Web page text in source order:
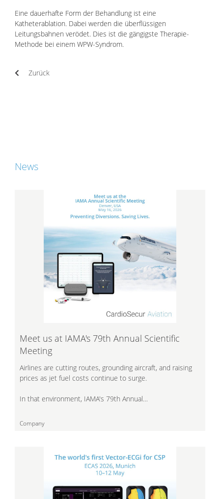
Eine dauerhafte Form der Behandlung ist eine
Katheterablation. Dabei werden die überflüssigen
Leitungsbahnen verödet. Dies ist die gängigste Therapie-
Methode bei einem WPW-Syndrom.
Zurück
News
Meet us at IAMA's 79th Annual Scientific
Meeting
Airlines are cutting routes, grounding aircraft, and raising
prices as jet fuel costs continue to surge.
In that environment, IAMA's 79th Annual…
Company